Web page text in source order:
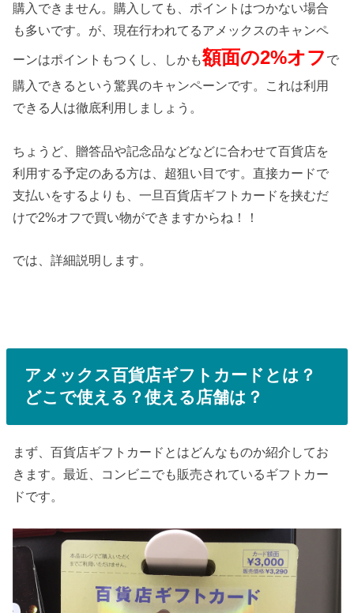
購入できません。購入しても、ポイントはつかない場合
も多いです。が、現在行われてるアメックスのキャンペ
ーンはポイントもつくし、しかも額面の2%オフ で
購入できるという驚異のキャンペーンです。これは利用
できる人は徹底利用しましょう。
ちょうど、贈答品や記念品などなどに合わせて百貨店を
利用する予定のある方は、超狙い目です。直接カードで
支払いをするよりも、一旦百貨店ギフトカードを挟むだ
けで2%オフで買い物ができますからね！！
では、詳細説明します。
アメックス百貨店ギフトカードとは？
どこで使える？使える店舗は？
まず、百貨店ギフトカードとはどんなものか紹介してお
きます。最近、コンビニでも販売されているギフトカー
ドです。